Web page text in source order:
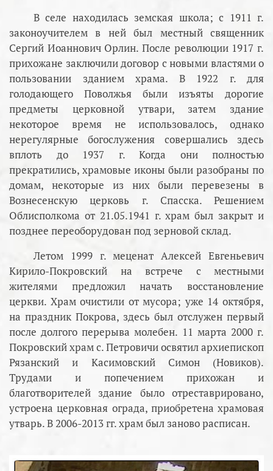
В селе находилась земская школа; с 1911 г.
законоучителем в ней был местный священник
Сергий Иоаннович Орлин. После революции 1917 г.
прихожане заключили договор с новыми властями о
пользовании зданием храма. В 1922 г. для
голодающего Поволжья были изъяты дорогие
предметы церковной утвари, затем здание
некоторое время не использовалось, однако
нерегулярные богослужения совершались здесь
вплоть до 1937 г. Когда они полностью
прекратились, храмовые иконы были разобраны по
домам, некоторые из них были перевезены в
Вознесенскую церковь г. Спасска. Решением
Облисполкома от 21.05.1941 г. храм был закрыт и
позднее переоборудован под зерновой склад.
Летом 1999 г. меценат Алексей Евгеньевич
Кирило-Покровский на встрече с местными
жителями предложил начать восстановление
церкви. Храм очистили от мусора; уже 14 октября,
на праздник Покрова, здесь был отслужен первый
после долгого перерыва молебен. 11 марта 2000 г.
Покровский храм с. Петровичи освятил архиепископ
Рязанский и Касимовский Симон (Новиков).
Трудами и попечением прихожан и
благотворителей здание было отреставрировано,
устроена церковная ограда, приобретена храмовая
утварь. В 2006-2013 гг. храм был заново расписан.